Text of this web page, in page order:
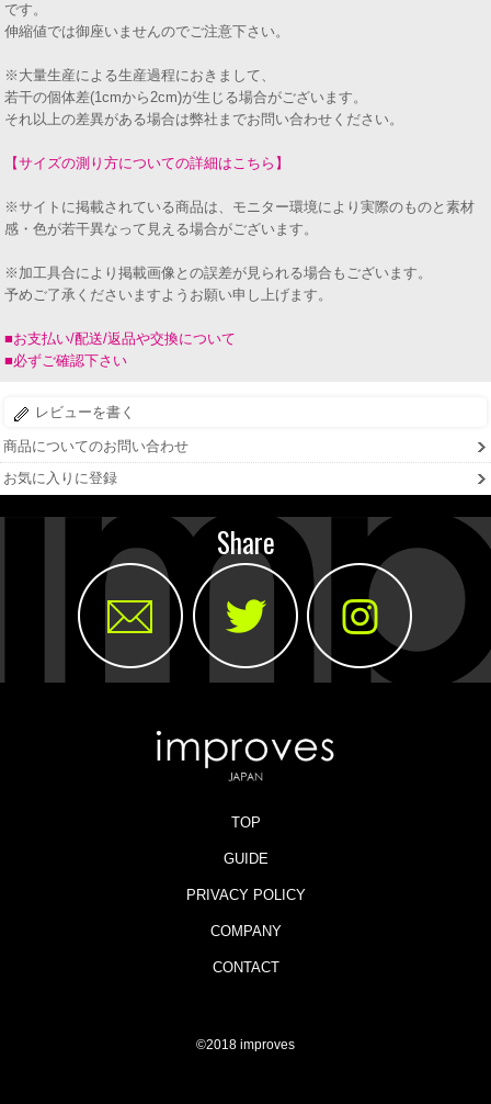
です。
伸縮値では御座いませんのでご注意下さい。
※大量生産による生産過程におきまして、
若干の個体差(1cmから2cm)が生じる場合がございます。
それ以上の差異がある場合は弊社までお問い合わせください。
【サイズの測り方についての詳細はこちら】
※サイトに掲載されている商品は、モニター環境により実際のものと素材
感・色が若干異なって見える場合がございます。
※加工具合により掲載画像との誤差が見られる場合もございます。
予めご了承くださいますようお願い申し上げます。
■お支払い/配送/返品や交換について
■必ずご確認下さい
レビューを書く
商品についてのお問い合わせ
お気に入りに登録
Share
TOP
GUIDE
PRIVACY POLICY
COMPANY
CONTACT
©2018 improves